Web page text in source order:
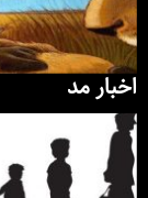
اخبار مد